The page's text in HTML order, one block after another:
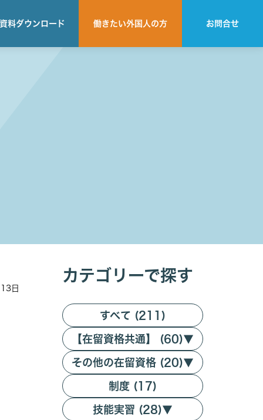
資料ダウンロード 働きたい外国人の方 お問合せ
日
カテゴリーで探す
すべて (211)
【在留資格共通】 (60)▼
その他の在留資格 (20)▼
制度 (17)
技能実習 (28)▼